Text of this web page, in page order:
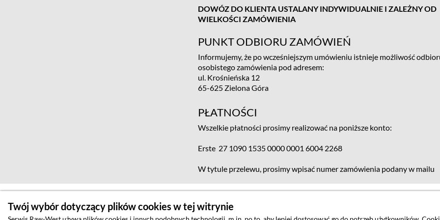
DOWÓZ DO KLIENTA USTALANY INDYWIDUALNIE I ZALEŻNY OD
WIELKOŚCI ZAMÓWIENIA
PUNKT ODBIORU ZAMÓWIEŃ
Informujemy, że po wcześniejszym umówieniu istnieje możliwość
osobistego zamówienia pod adresem:
ul. Krośnieńska 12
65-625 Zielona Góra
PŁATNOŚCI
Wszelkie płatności prosimy realizować na poniższe konto:
Erste 27 1090 1535 0000 0001 6004 2268
W tytule przelewu, prosimy wpisać numer zamówienia podany w mailu
Twój wybór dotyczący plików cookies w tej witrynie